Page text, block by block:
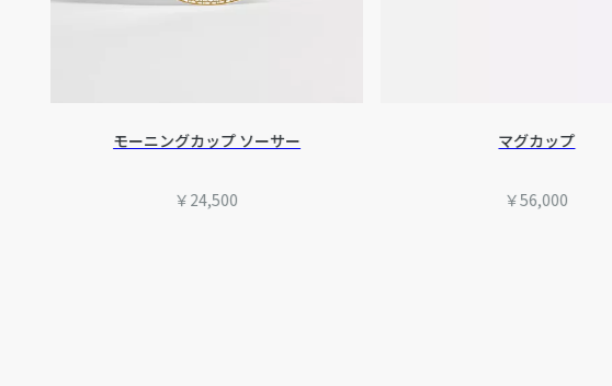
モーニングカップ ソーサー
￥24,500
マグカップ
￥56,000